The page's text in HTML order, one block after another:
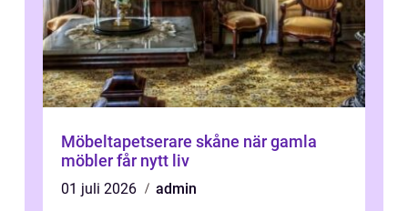
Möbeltapetserare skåne när gamla
möbler får nytt liv
01 juli 2026
admin